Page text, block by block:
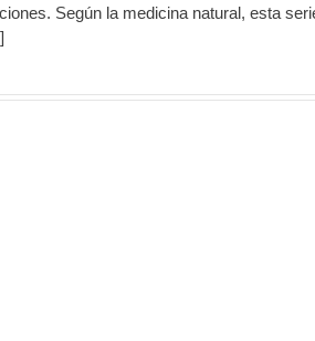
Según la medicina natural, esta